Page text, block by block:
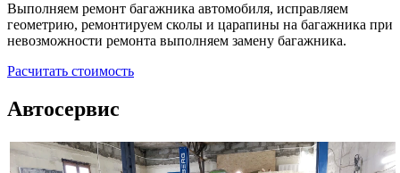
Выполняем ремонт багажника автомобиля, исправляем
геометрию, ремонтируем сколы и царапины на багажника при
невозможности ремонта выполняем замену багажника.
Расчитать стоимость
Автосервис